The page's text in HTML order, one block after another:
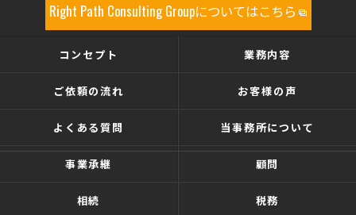
Right Path Consulting Groupについてはこちら
コンセプト 業務内容
ご依頼の流れ お客様の声
よくある質問 当事務所について
事業承継 顧問
相続 税務